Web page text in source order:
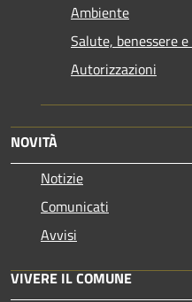
Ambiente
Salute, benessere
Autorizzazioni
NOVITÀ
Notizie
Comunicati
Avvisi
VIVERE IL COMUNE